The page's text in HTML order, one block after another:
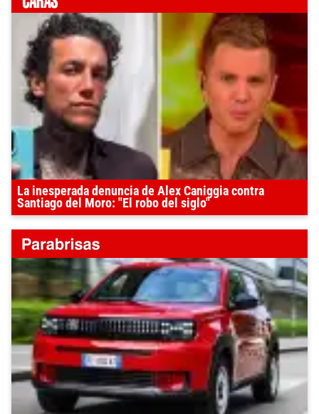
La inesperada denuncia de Alex Caniggia contra
Santiago del Moro: "El robo del siglo"